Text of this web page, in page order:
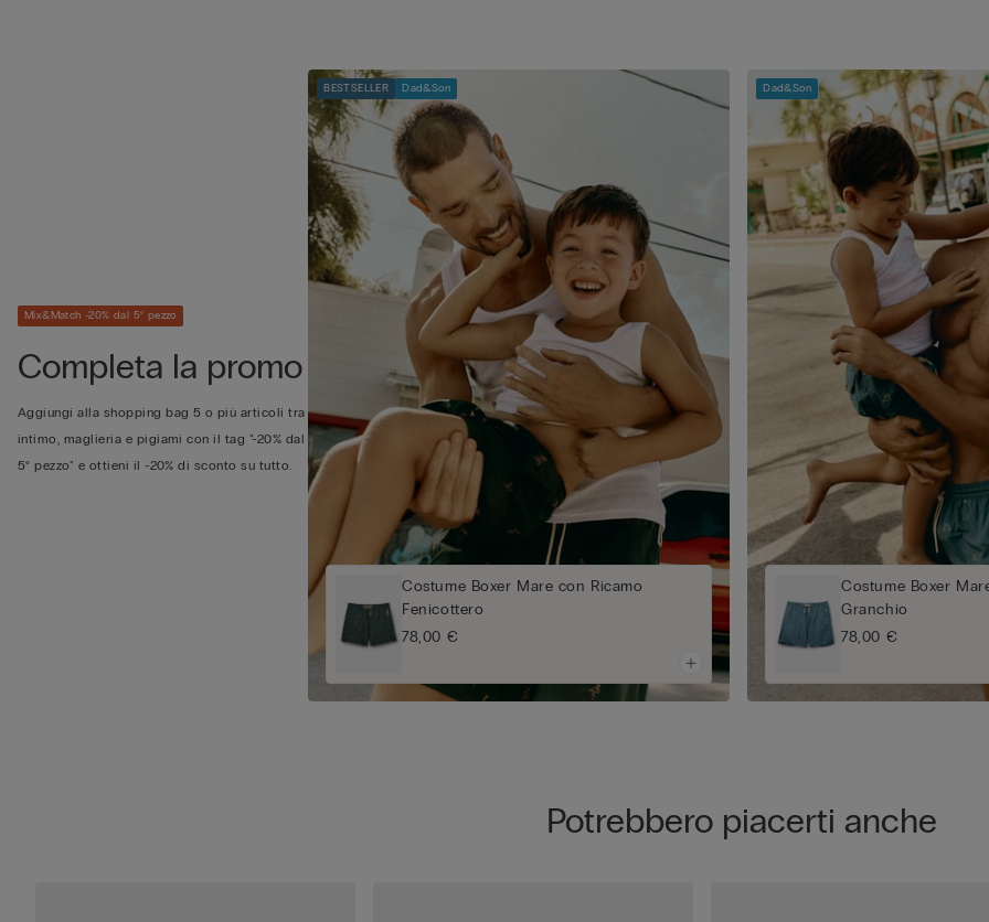
Mix&Match -20% dal 5° pezzo
Completa la promo
Aggiungi alla shopping bag 5 o più articoli tra
intimo, maglieria e pigiami con il tag "-20% dal
5° pezzo" e ottieni il -20% di sconto su tutto.
BESTSELLER Dad&Son
Costume Boxer Mare con Ricamo
Fenicottero
78,00 €
Dad&Son
Costume Boxer
Granchio
78,00 €
Potrebbero piacerti anche